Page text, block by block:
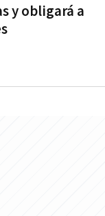
y obligará a